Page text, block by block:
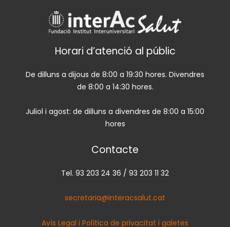
Horari d’atenció al públic
De dilluns a dijous de 8:00 a 19:30 hores. Divendres
de 8:00 a 14:30 hores.
Juliol i agost: de dilluns a divendres de 8:00 a 15:00
hores
Contacte
Tel. 93 203 24 36 / 93 203 11 32
secretaria@interacsalut.cat
Avís Legal i Política de privacitat i galetes